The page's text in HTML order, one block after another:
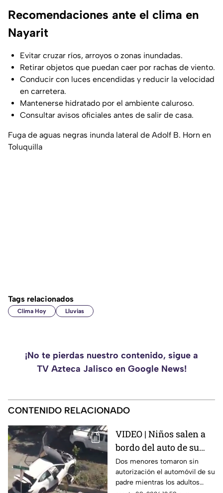
Recomendaciones ante el clima en
Nayarit
Evitar cruzar ríos, arroyos o zonas inundadas.
Retirar objetos que puedan caer por rachas de viento.
Conducir con luces encendidas y reducir la velocidad
en carretera.
Mantenerse hidratado por el ambiente caluroso.
Consultar avisos oficiales antes de salir de casa.
Fuga de aguas negras inunda lateral de Adolf B. Horn en
Toluquilla
Tags relacionados
Clima Hoy Lluvias
¡No te pierdas nuestro contenido, sigue a
TV Azteca Jalisco en Google News!
CONTENIDO RELACIONADO
VIDEO | Niños salen a
bordo del auto de su
papá y atropellan a
mujer que paseaba a su
perro
Dos menores tomaron sin
autorización el automóvil de su
padre mientras los adultos